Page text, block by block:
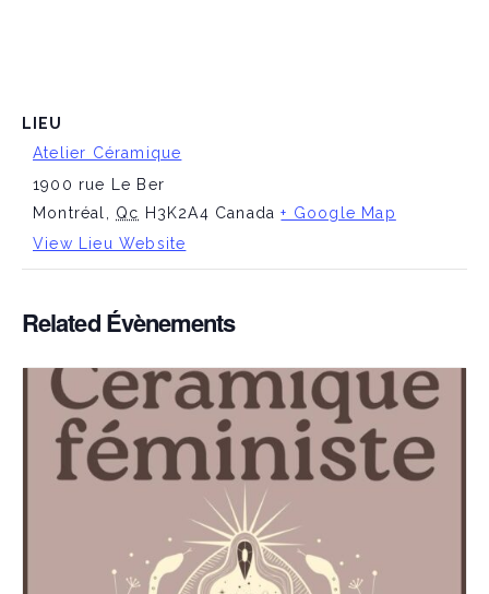
LIEU
Atelier Céramique
1900 rue Le Ber
Montréal
Qc H3K2A4 Canada + Google Map
View Lieu Website
Related Évènements